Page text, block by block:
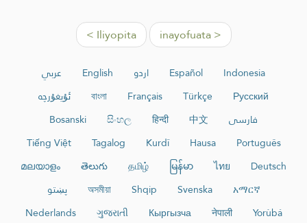
< Iliyopita inayofuata >
عربي English اردو Español
Indonesia
ئۇيغۇرچە
বাংলা Français Türkçe
Русский
Bosanski
සිංහල हिन्दी 中文
فارسی
Tiếng Việt
Tagalog Kurdî Hausa
Português
മലയാളം
తెలుగు தமிழ் မြန်မာ ไทย
Deutsch
پښتو
অসমীয়া Shqip Svenska
አማርኛ
Nederlands
ગુજરાતી Кыргызча नेपाली
Yorùbá